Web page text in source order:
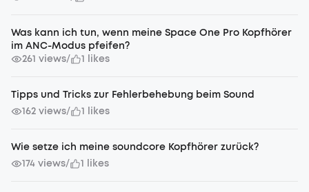
Was kann ich tun, wenn meine Space One Pro Kopfhörer
im ANC-Modus pfeifen?
261 views/ 1 likes
Tipps und Tricks zur Fehlerbehebung beim Sound
162 views/ 1 likes
Wie setze ich meine soundcore Kopfhörer zurück?
174 views/ 1 likes